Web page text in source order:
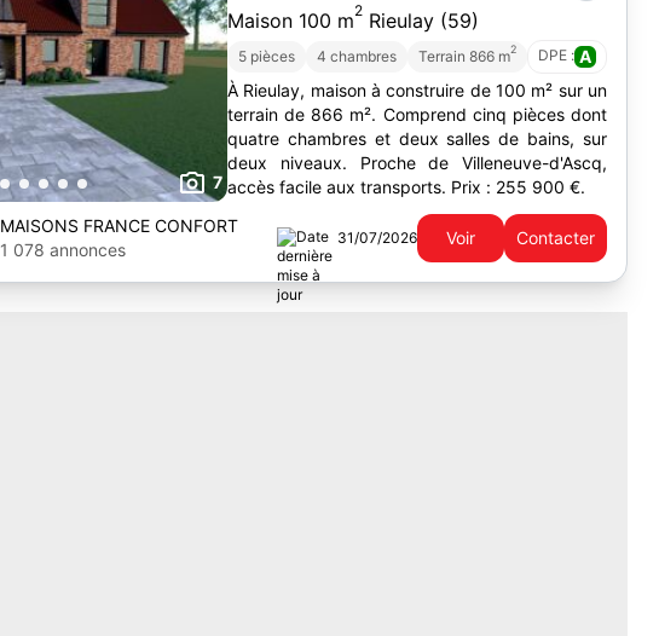
7
Maison 100 m2 Rieulay (59)
5 pièces 4 chambres Terrain 866 m2 DPE : A
À Rieulay, maison à construire de 100 m² sur un
terrain de 866 m². Comprend cinq pièces dont
quatre chambres et deux salles de bains, sur
deux niveaux. Proche de Villeneuve-d'Ascq,
accès facile aux transports. Prix : 255 900 €.
MAISONS FRANCE CONFORT
1 078 annonces
31/07/2026 Voir Contacter